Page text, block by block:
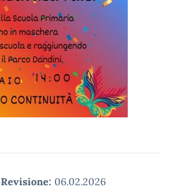
Revisione: 06.02.2026